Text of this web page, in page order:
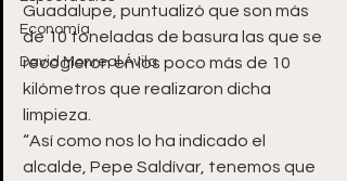
Economía
David Monreal Ávila
Guadalupe, puntualizó que son más
de 10 toneladas de basura las que se
recogieron en los poco más de 10
kilómetros que realizaron dicha
limpieza.
“Así como nos lo ha indicado el
alcalde, Pepe Saldívar, tenemos que